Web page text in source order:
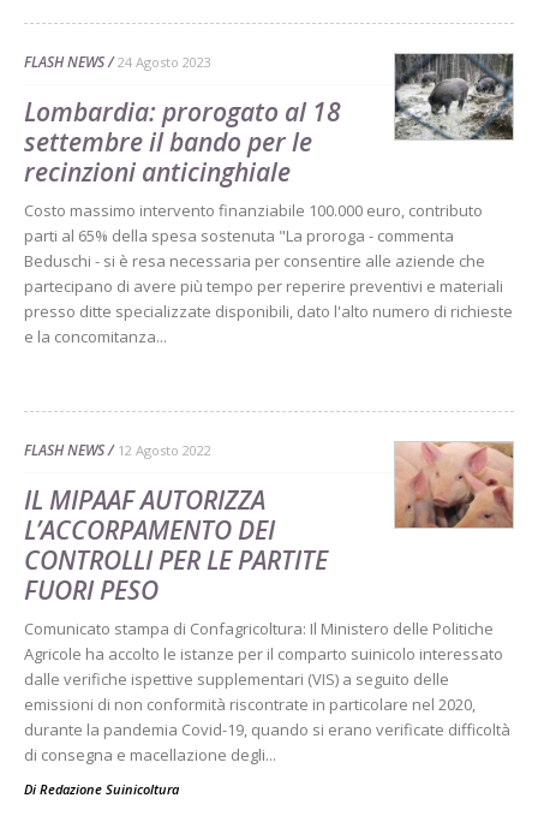
FLASH NEWS 24 Agosto 2023
Lombardia: prorogato al 18
settembre il bando per le
recinzioni anticinghiale
Costo massimo intervento finanziabile 100.000 euro, contributo
parti al 65% della spesa sostenuta "La proroga - commenta
Beduschi - si è resa necessaria per consentire alle aziende che
partecipano di avere più tempo per reperire preventivi e materiali
presso ditte specializzate disponibili, dato l'alto numero di richieste
e la concomitanza...
FLASH NEWS 12 Agosto 2022
IL MIPAAF AUTORIZZA
L’ACCORPAMENTO DEI
CONTROLLI PER LE PARTITE
FUORI PESO
Comunicato stampa di Confagricoltura: Il Ministero delle Politiche
Agricole ha accolto le istanze per il comparto suinicolo interessato
dalle verifiche ispettive supplementari (VIS) a seguito delle
emissioni di non conformità riscontrate in particolare nel 2020,
durante la pandemia Covid-19, quando si erano verificate difficoltà
di consegna e macellazione degli...
Di Redazione Suinicoltura